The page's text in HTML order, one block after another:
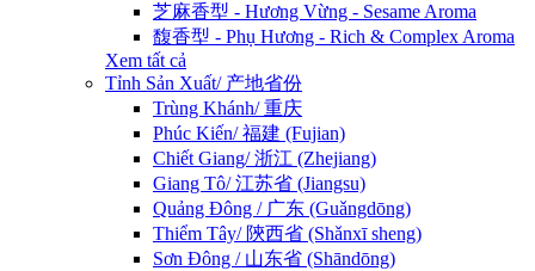
芝麻香型 - Hương Vừng - Sesame Aroma
馥香型 - Phụ Hương - Rich & Complex Aroma
Xem tất cả
Tỉnh Sản Xuất/ 产地省份
Trùng Khánh/ 重庆
Phúc Kiến/ 福建 (Fujian)
Chiết Giang/ 浙江 (Zhejiang)
Giang Tô/ 江苏省 (Jiangsu)
Quảng Đông / 广东 (Guǎngdōng)
Thiểm Tây/ 陝西省 (Shǎnxī sheng)
Sơn Đông / 山东省 (Shāndōng)